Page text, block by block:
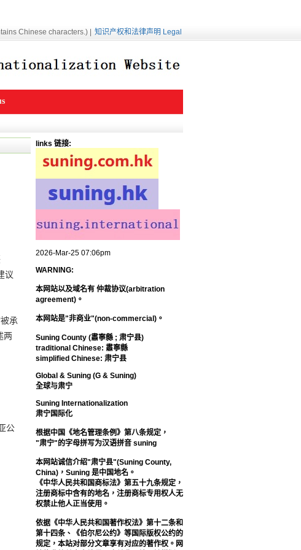
Chinese characters.) | 知识产权和法律声明 Legal
议
承
两
公
links 链接:
2026-Mar-25 07:06pm
WARNING:
本网站以及域名有 仲裁协议(arbitration
agreement)。
本网站是"非商业"(non-commercial)。
Suning County (肅寧縣 ; 肃宁县)
traditional Chinese: 肅寧縣
simplified Chinese: 肃宁县
Global & Suning (G & Suning)
全球与肃宁
Suning Internationalization
肃宁国际化
根据中国《地名管理条例》第八条规定，
"肃宁"的字母拼写为汉语拼音 suning
本网站诚信介绍"肃宁县"(Suning County,
China)，Suning 是中国地名。
《中华人民共和国商标法》第五十九条规定，
注册商标中含有的地名，注册商标专用权人无
权禁止他人正当使用。
依据《中华人民共和国著作权法》第十二条和
第十四条、《伯尔尼公约》等国际版权公约的
规定，本站对部分文章享有对应的著作权。网